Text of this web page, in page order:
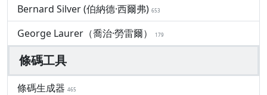
Bernard Silver (伯納德·西爾弗) 653
George Laurer（喬治·勞雷爾） 179
條碼工具
條碼生成器 465